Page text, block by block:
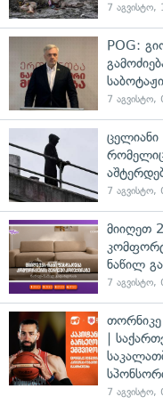
7 აგვისტო,
POG:
7 აგვისტო,
ცელიანი
რომელიც
7 აგვისტო,
მიიღეთ
ნაწილ
7 აგვისტო,
თორნიკე
|
7 აგვისტო,